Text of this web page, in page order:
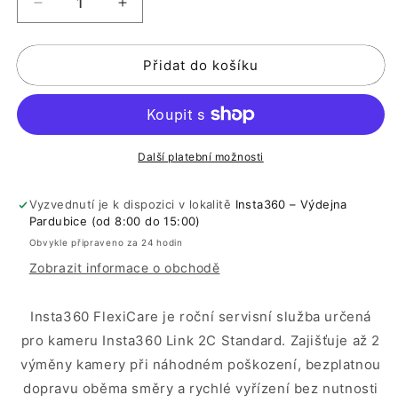
množství
produktu
2C
1
Zvýšit
množství
produktu
Link
2C
Flexicare
1
rok
Přidat do košíku
Další platební možnosti
Vyzvednutí je k dispozici v lokalitě Insta360 – Výdejna
Pardubice (od 8:00 do 15:00)
Obvykle připraveno za 24 hodin
Zobrazit informace o obchodě
Insta360 FlexiCare je roční servisní služba určená
pro kameru Insta360 Link 2C Standard. Zajišťuje až 2
výměny kamery při náhodném poškození, bezplatnou
dopravu oběma směry a rychlé vyřízení bez nutnosti